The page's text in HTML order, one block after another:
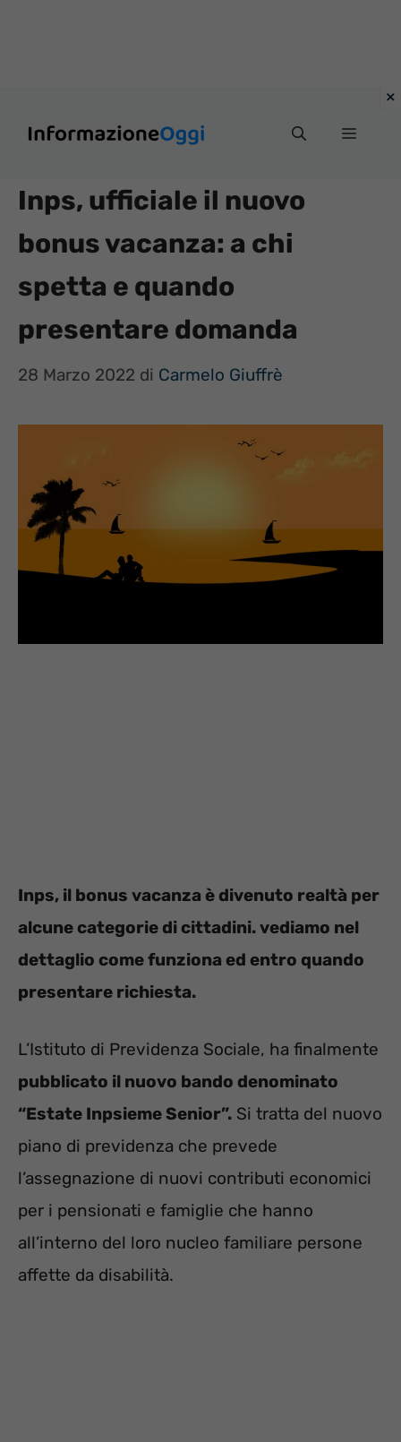
Menu
Inps, ufficiale il nuovo
bonus vacanza: a chi
spetta e quando
presentare domanda
28 Marzo 2022 di Carmelo Giuffrè
Inps, il bonus vacanza è divenuto realtà per
alcune categorie di cittadini. vediamo nel
dettaglio come funziona ed entro quando
presentare richiesta.
L’Istituto di Previdenza Sociale, ha finalmente
pubblicato il nuovo bando denominato
“Estate Inpsieme Senior”. Si tratta del nuovo
piano di previdenza che prevede
l’assegnazione di nuovi contributi economici
per i pensionati e famiglie che hanno
all’interno del loro nucleo familiare persone
affette da disabilità.